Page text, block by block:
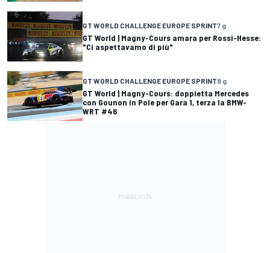
GT WORLD CHALLENGE EUROPE SPRINT7 g
GT World | Magny-Cours amara per Rossi-Hesse:
"Ci aspettavamo di più"
GT WORLD CHALLENGE EUROPE SPRINT8 g
GT World | Magny-Cours: doppietta Mercedes
con Gounon in Pole per Gara 1, terza la BMW-
WRT #46